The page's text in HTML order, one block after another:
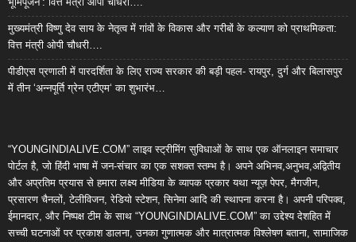
मुख्यमंत्री विष्णु देव साय के नेतृत्व में गांवों के विकास और गरीबों के कल्याण को प्राथमिकता:
वित्त मंत्री ओपी चौधरी….
पीडीएस प्रणाली में पारदर्शिता के लिए राज्य सरकार की बड़ी पहल- रायपुर, दुर्ग और बिलासपुर
में तीन ‘अन्नपूर्ति ग्रेन एटीएम‘ का शुभारंभ…
“YOUNGINDIALIVE.COM” लाइव स्ट्रीमिंग सुविधाओं के साथ एक ऑनलाइन समाचार
पोर्टल है, जो हिंदी भाषा में जन-संचार का एक सशक्त स्तम्भ है। अपने अभिनव,अनुभव,अद्वितीय
और अप्रतिम प्रयास से हमारा लक्ष्य मीडिया के व्यापक प्रकार यथा न्यूज़ पेपर, मैगजीन,
प्रसारण चैनलों, टेलीविजन, रेडियो स्टेशन, सिनेमा आदि की स्थापना करना है। अपनी परिपक्व,
ईमानदार, और निष्पक्ष टीम के साथ “YOUNGINDIALIVE.COM” का उद्देश्य देशहित में
सच्ची घटनाओं पर प्रकाश डालना, उनका गुणात्मक और मात्रात्मक विश्लेषण बताना, सामाजिक